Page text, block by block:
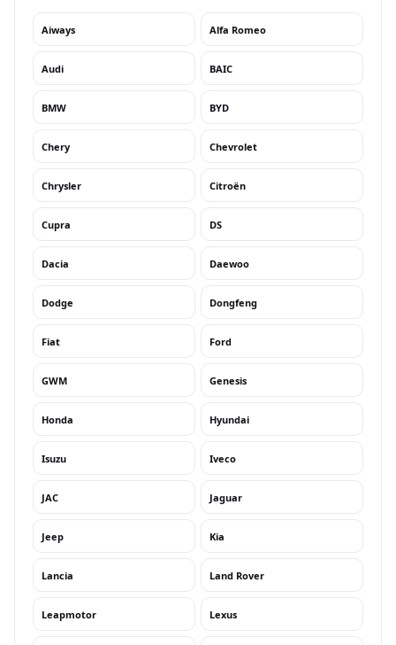
Aiways Alfa Romeo
Audi BAIC
BMW BYD
Chery Chevrolet
Chrysler Citroën
Cupra DS
Dacia Daewoo
Dodge Dongfeng
Fiat Ford
GWM Genesis
Honda Hyundai
Isuzu Iveco
JAC Jaguar
Jeep Kia
Lancia Land Rover
Leapmotor Lexus